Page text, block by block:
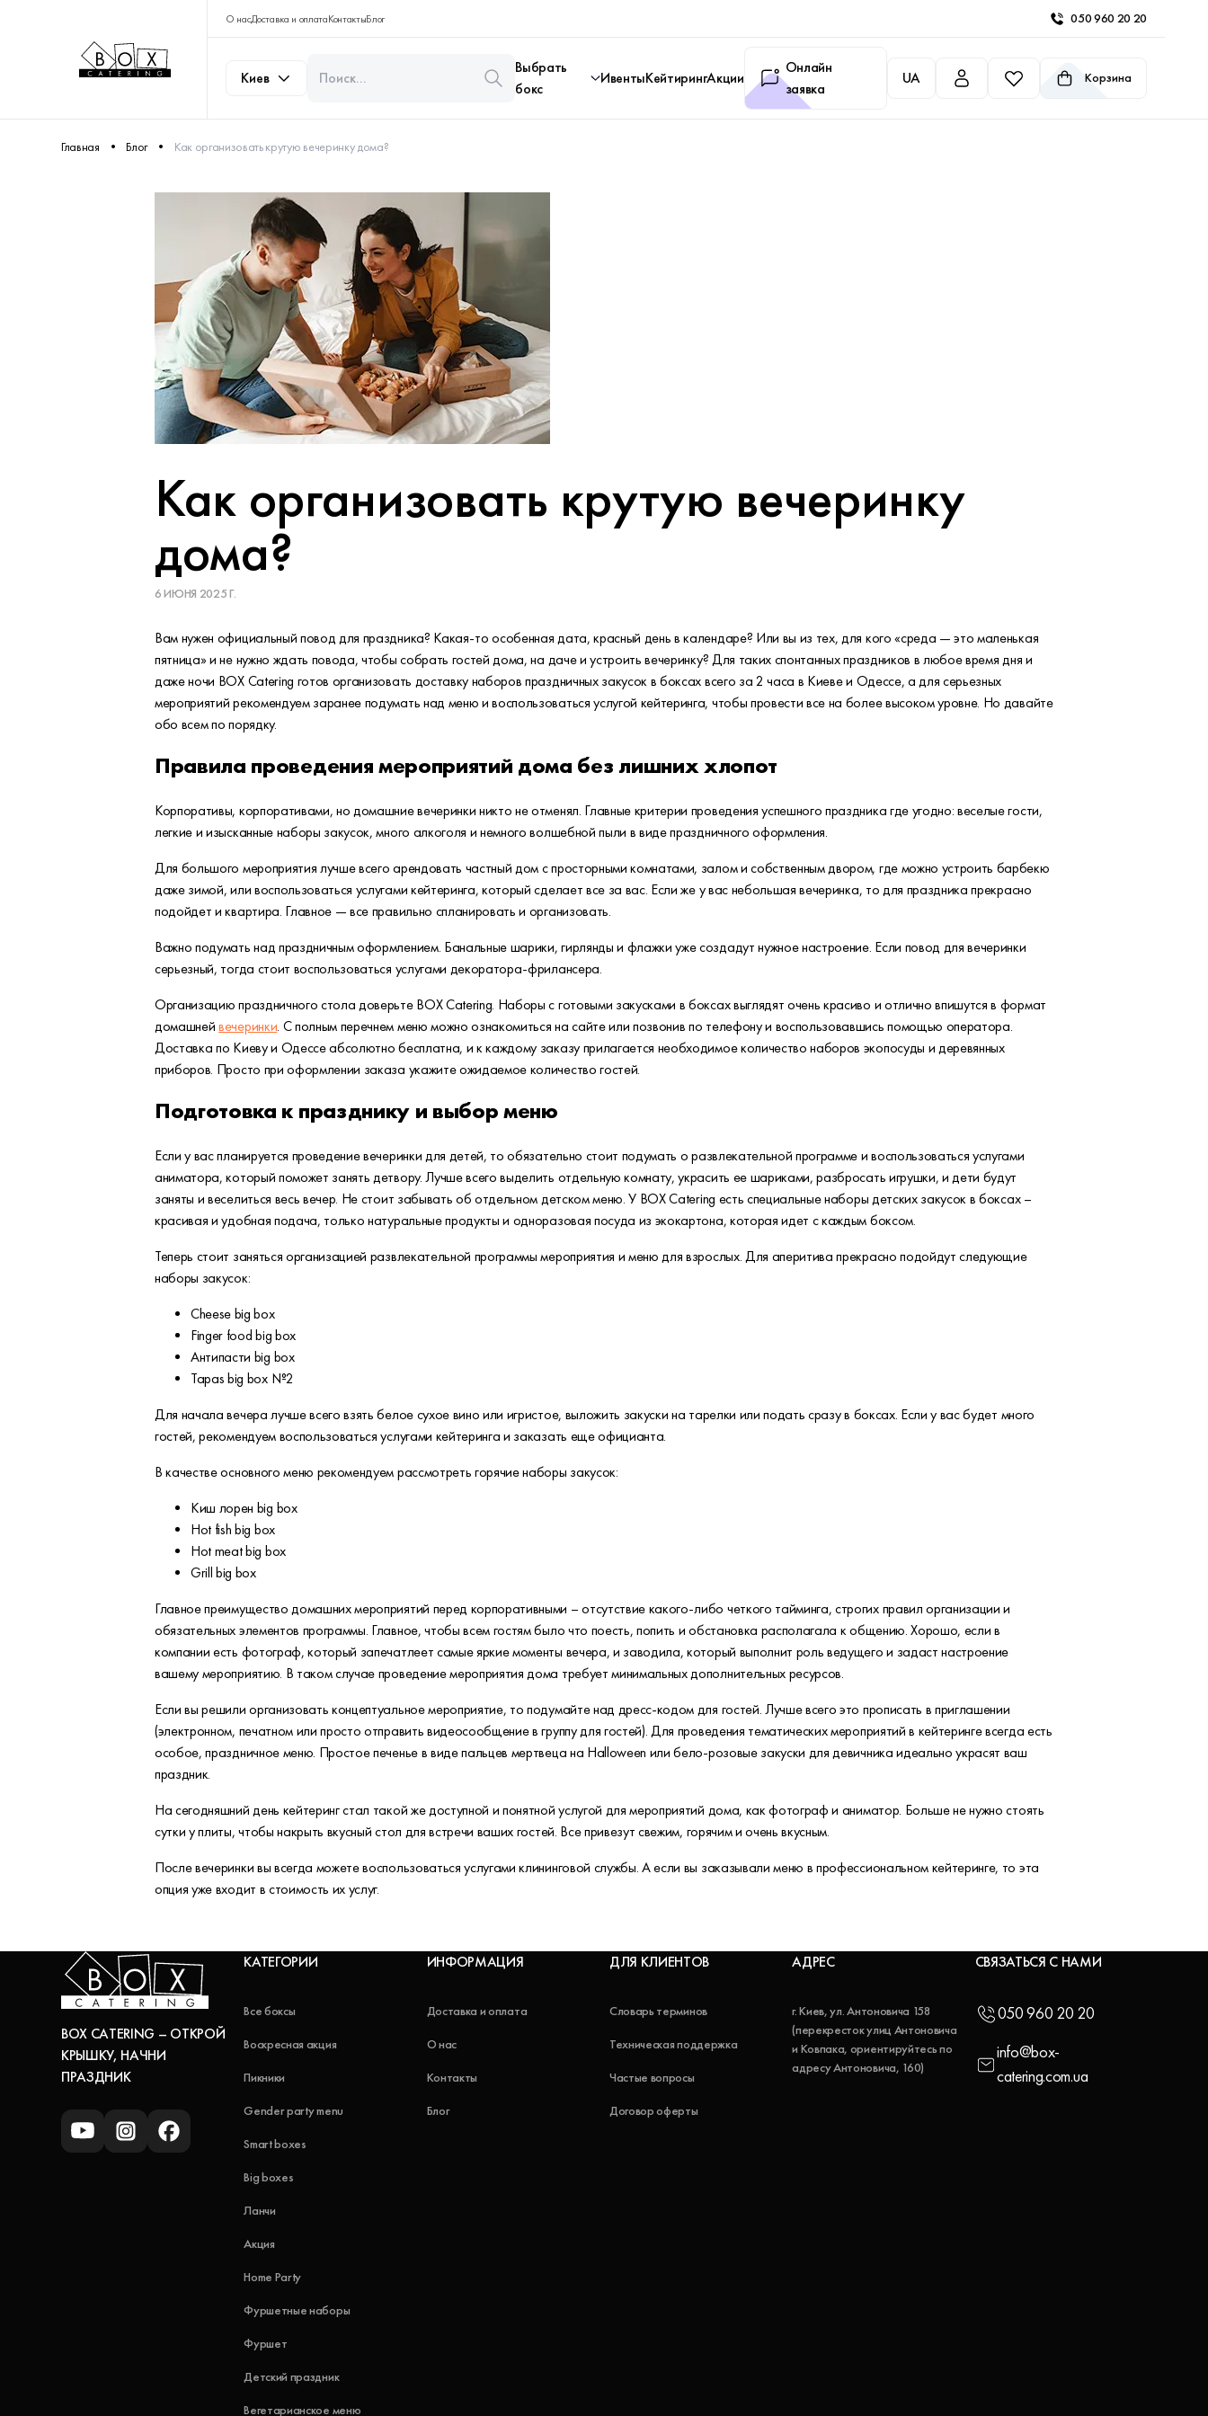
О насДоставка и оплатаКонтактыБлог 050 960 20 20
Киев
Выбрать
бокс
ИвентыКейтирингАкции
Онлайн
заявка
UA Корзина
Главная Блог Как организовать крутую вечеринку дома?
Как организовать крутую вечеринку
дома?
6 ИЮНЯ 2025 Г.
Вам нужен официальный повод для праздника? Какая-то особенная дата, красный день в календаре? Или вы из тех, для кого «среда — это маленькая
пятница» и не нужно ждать повода, чтобы собрать гостей дома, на даче и устроить вечеринку? Для таких спонтанных праздников в любое время дня и
даже ночи BOX Catering готов организовать доставку наборов праздничных закусок в боксах всего за 2 часа в Киеве и Одессе, а для серьезных
мероприятий рекомендуем заранее подумать над меню и воспользоваться услугой кейтеринга, чтобы провести все на более высоком уровне. Но давайте
обо всем по порядку.
Правила проведения мероприятий дома без лишних хлопот
Корпоративы, корпоративами, но домашние вечеринки никто не отменял. Главные критерии проведения успешного праздника где угодно: веселые гости,
легкие и изысканные наборы закусок, много алкоголя и немного волшебной пыли в виде праздничного оформления.
Для большого мероприятия лучше всего арендовать частный дом с просторными комнатами, залом и собственным двором, где можно устроить барбекю
даже зимой, или воспользоваться услугами кейтеринга, который сделает все за вас. Если же у вас небольшая вечеринка, то для праздника прекрасно
подойдет и квартира. Главное — все правильно спланировать и организовать.
Важно подумать над праздничным оформлением. Банальные шарики, гирлянды и флажки уже создадут нужное настроение. Если повод для вечеринки
серьезный, тогда стоит воспользоваться услугами декоратора-фрилансера.
Организацию праздничного стола доверьте BOX Catering. Наборы с готовыми закусками в боксах выглядят очень красиво и отлично впишутся в формат
домашнейвечеринки. С полным перечнем меню можно ознакомиться на сайте или позвонив по телефону и воспользовавшись помощью оператора.
Доставка по Киеву и Одессе абсолютно бесплатна, и к каждому заказу прилагается необходимое количество наборов экопосуды и деревянных
приборов. Просто при оформлении заказа укажите ожидаемое количество гостей.
Подготовка к празднику и выбор меню
Если у вас планируется проведение вечеринки для детей, то обязательно стоит подумать о развлекательной программе и воспользоваться услугами
аниматора, который поможет занять детвору. Лучше всего выделить отдельную комнату, украсить ее шариками, разбросать игрушки, и дети будут
заняты и веселиться весь вечер. Не стоит забывать об отдельном детском меню. У BOX Catering есть специальные наборы детских закусок в боксах –
красивая и удобная подача, только натуральные продукты и одноразовая посуда из экокартона, которая идет с каждым боксом.
Теперь стоит заняться организацией развлекательной программы мероприятия и меню для взрослых. Для аперитива прекрасно подойдут следующие
наборы закусок:
Cheese big box
Finger food big box
Антипасти big box
Tapas big box №2
Для начала вечера лучше всего взять белое сухое вино или игристое, выложить закуски на тарелки или подать сразу в боксах. Если у вас будет много
гостей, рекомендуем воспользоваться услугами кейтеринга и заказать еще официанта.
В качестве основного меню рекомендуем рассмотреть горячие наборы закусок:
Киш лорен big box
Hot fish big box
Hot meat big box
Grill big box
Главное преимущество домашних мероприятий перед корпоративными – отсутствие какого-либо четкого тайминга, строгих правил организации и
обязательных элементов программы. Главное, чтобы всем гостям было что поесть, попить и обстановка располагала к общению. Хорошо, если в
компании есть фотограф, который запечатлеет самые яркие моменты вечера, и заводила, который выполнит роль ведущего и задаст настроение
вашему мероприятию. В таком случае проведение мероприятия дома требует минимальных дополнительных ресурсов.
Если вы решили организовать концептуальное мероприятие, то подумайте над дресс-кодом для гостей. Лучше всего это прописать в приглашении
(электронном, печатном или просто отправить видеосообщение в группу для гостей). Для проведения тематических мероприятий в кейтеринге всегда есть
особое, праздничное меню. Простое печенье в виде пальцев мертвеца на Halloween или бело-розовые закуски для девичника идеально украсят ваш
праздник.
На сегодняшний день кейтеринг стал такой же доступной и понятной услугой для мероприятий дома, как фотограф и аниматор. Больше не нужно стоять
сутки у плиты, чтобы накрыть вкусный стол для встречи ваших гостей. Все привезут свежим, горячим и очень вкусным.
После вечеринки вы всегда можете воспользоваться услугами клининговой службы. А если вы заказывали меню в профессиональном кейтеринге, то эта
опция уже входит в стоимость их услуг.
BOX CATERING – ОТКРОЙ
КРЫШКУ, НАЧНИ
ПРАЗДНИК
КАТЕГОРИИ
Все боксы
Воскресная акция
Пикники
Gender party menu
Smart boxes
Big boxes
Ланчи
Акция
Home Party
Фуршетные наборы
Фуршет
Детский праздник
Вегетарианское меню
ИНФОРМАЦИЯ
Доставка и оплата
О нас
Контакты
Блог
ДЛЯ КЛИЕНТОВ
Словарь терминов
Техническая поддержка
Частые вопросы
Договор оферты
АДРЕС
г. Киев, ул. Антоновича 158
(перекресток улиц Антоновича
и Ковпака, ориентируйтесь по
адресу Антоновича, 160)
СВЯЗАТЬСЯ С НАМИ
050 960 20 20
info@box-
catering.com.ua